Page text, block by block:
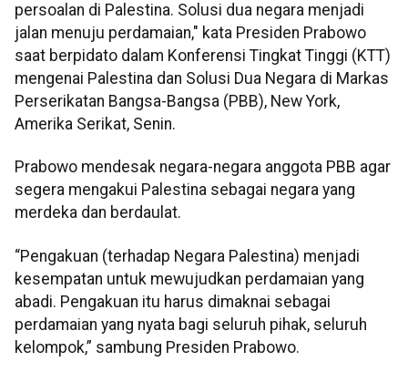
persoalan di Palestina. Solusi dua negara menjadi
jalan menuju perdamaian," kata Presiden Prabowo
saat berpidato dalam Konferensi Tingkat Tinggi (KTT)
mengenai Palestina dan Solusi Dua Negara di Markas
Perserikatan Bangsa-Bangsa (PBB), New York,
Amerika Serikat, Senin.
Prabowo mendesak negara-negara anggota PBB agar
segera mengakui Palestina sebagai negara yang
merdeka dan berdaulat.
“Pengakuan (terhadap Negara Palestina) menjadi
kesempatan untuk mewujudkan perdamaian yang
abadi. Pengakuan itu harus dimaknai sebagai
perdamaian yang nyata bagi seluruh pihak, seluruh
kelompok,” sambung Presiden Prabowo.